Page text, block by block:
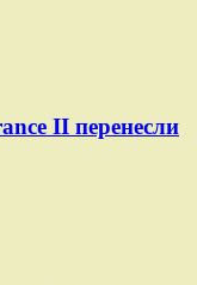
II перенесли